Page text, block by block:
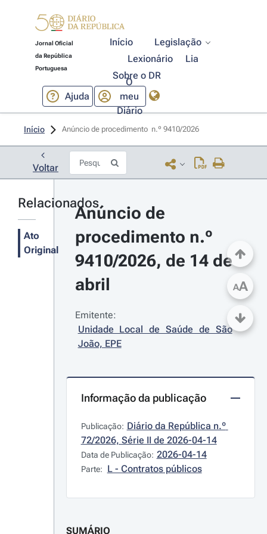
Jornal Oficial
da República
Portuguesa
Início
Legislação
Lexionário
Lia
Sobre o DR
Ajuda
O
meu
Diário
Início Anúncio de procedimento  n.º 9410/2026
Voltar
Relacionados
Ato
Original
Anúncio de
procedimento n.º
9410/2026, de 14 de
abril
Emitente:
Unidade Local de Saúde de São
João, EPE
Informação da publicação
Publicação: Diário da República n.º
72/2026, Série II de 2026-04-14
Data de Publicação: 2026-04-14
Parte: L - Contratos públicos
SUMÁRIO
AA